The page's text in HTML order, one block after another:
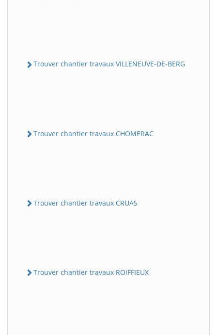
Trouver chantier travaux VILLENEUVE-DE-BERG
Trouver chantier travaux CHOMERAC
Trouver chantier travaux CRUAS
Trouver chantier travaux ROIFFIEUX